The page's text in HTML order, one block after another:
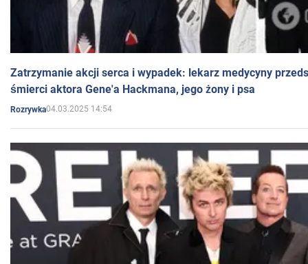
Zatrzymanie akcji serca i wypadek: lekarz medycyny
śmierci aktora Gene'a Hackmana, jego żony i psa
Rozrywka04.03.2025 14:54